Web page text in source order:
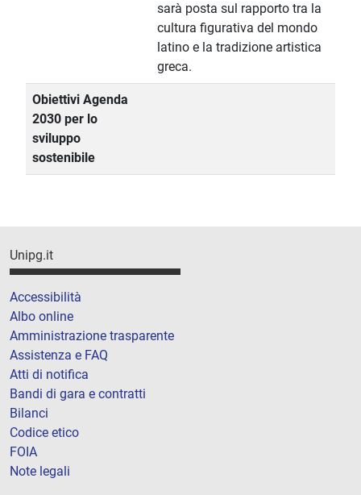
sarà posta sul rapporto tra la
cultura figurativa del mondo
latino e la tradizione artistica
greca.
Obiettivi Agenda
2030 per lo
sviluppo
sostenibile
Unipg.it
Accessibilità
Albo online
Amministrazione trasparente
Assistenza e FAQ
Atti di notifica
Bandi di gara e contratti
Bilanci
Codice etico
FOIA
Note legali